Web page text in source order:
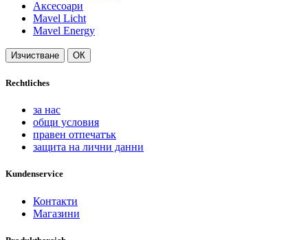
Аксесоари
Mavel Licht
Mavel Energy
Изчистване ОК
Rechtliches
за нас
общи условия
правен отпечатък
защита на лични данни
Kundenservice
Контакти
Магазини